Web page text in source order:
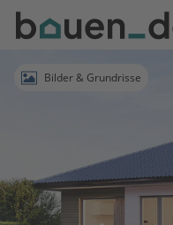
Bauen
Logo
Anmelden
Bilder & Grundrisse